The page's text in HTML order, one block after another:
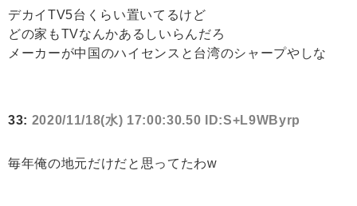
デカイTV5台くらい置いてるけど
どの家もTVなんかあるしいらんだろ
メーカーが中国のハイセンスと台湾のシャープやしな
33: 2020/11/18(水) 17:00:30.50 ID:S+L9WByrp
毎年俺の地元だけだと思ってたわw